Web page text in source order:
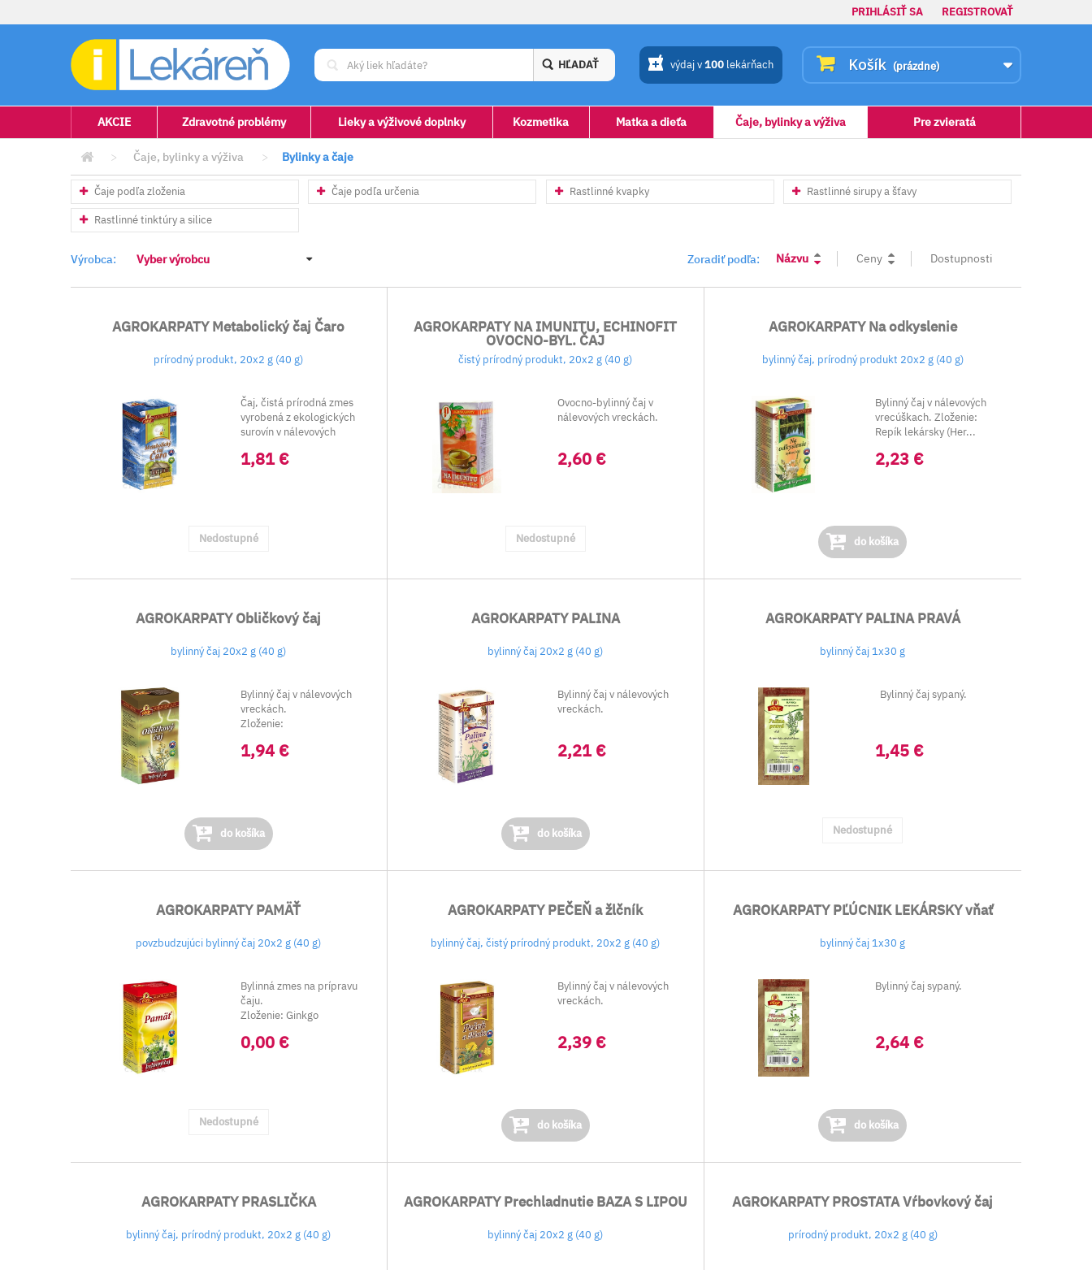
PRIHLÁSIŤ SA REGISTROVAŤ
Košík (prázdne)
HĽADAŤ výdaj v100 lekárňach
AKCIE Zdravotné problémy Lieky a výživové doplnky Kozmetika Matka a dieťa Čaje, bylinky a výživa Pre zvieratá
> Čaje, bylinky a výživa > Bylinky a čaje
Čaje podľa zloženia Čaje podľa určenia Rastlinné kvapky Rastlinné sirupy a šťavy
Rastlinné tinktúry a silice
Výrobca: Vyber výrobcu Zoradiť podľa: Názvu Ceny Dostupnosti
AGROKARPATY Metabolický čaj Čaro
prírodný produkt, 20x2 g (40 g)
Čaj, čistá prírodná zmes
vyrobená z ekologických
surovín v nálevových
1,81 €
Nedostupné
AGROKARPATY NA IMUNITU, ECHINOFIT
OVOCNO-BYL. ČAJ
čistý prírodný produkt, 20x2 g (40 g)
Ovocno-bylinný čaj v
nálevových vreckách.
2,60 €
Nedostupné
AGROKARPATY Na odkyslenie
bylinný čaj, prírodný produkt 20x2 g (40 g)
Bylinný čaj v nálevových
vrecúškach. Zloženie:
Repík lekársky (Her...
2,23 €
do košíka
AGROKARPATY Obličkový čaj
bylinný čaj 20x2 g (40 g)
Bylinný čaj v nálevových
vreckách.
Zloženie:
&ndas...
1,94 €
do košíka
AGROKARPATY PALINA
bylinný čaj 20x2 g (40 g)
Bylinný čaj v nálevových
vreckách.
2,21 €
do košíka
AGROKARPATY PALINA PRAVÁ
bylinný čaj 1x30 g
Bylinný čaj sypaný.
1,45 €
Nedostupné
AGROKARPATY PAMÄŤ
povzbudzujúci bylinný čaj 20x2 g (40 g)
Bylinná zmes na prípravu
čaju.
Zloženie: Ginkgo
bilobae, ...
0,00 €
Nedostupné
AGROKARPATY PEČEŇ a žlčník
bylinný čaj, čistý prírodný produkt, 20x2 g (40 g)
Bylinný čaj v nálevových
vreckách.
2,39 €
do košíka
AGROKARPATY PĽÚCNIK LEKÁRSKY vňať
bylinný čaj 1x30 g
Bylinný čaj sypaný.
2,64 €
do košíka
AGROKARPATY PRASLIČKA
bylinný čaj, prírodný produkt, 20x2 g (40 g)
AGROKARPATY Prechladnutie BAZA S LIPOU
bylinný čaj 20x2 g (40 g)
AGROKARPATY PROSTATA Vŕbovkový čaj
prírodný produkt, 20x2 g (40 g)